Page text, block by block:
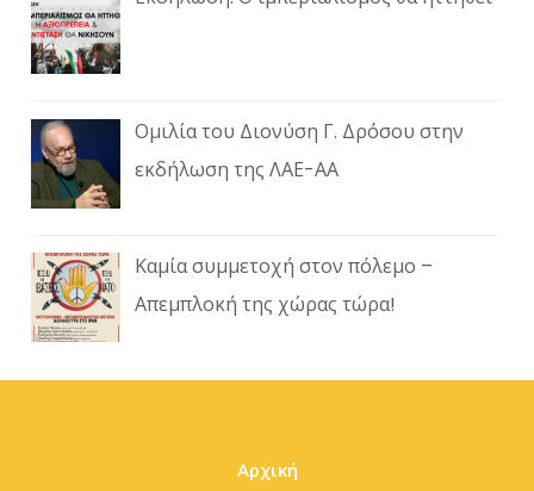
Ομιλία του Διονύση Γ. Δρόσου στην
εκδήλωση της ΛΑΕ-ΑΑ
Καμία συμμετοχή στον πόλεμο –
Απεμπλοκή της χώρας τώρα!
Αρχική